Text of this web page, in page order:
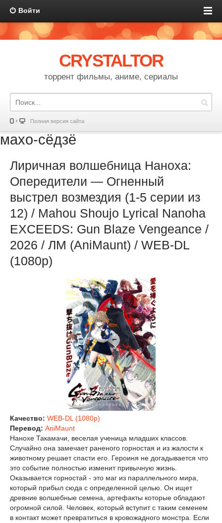
Войти
CRYSTALTOR
торрент фильмы, аниме, сериалы
Полная версия сайта
махо-сёдзё
Лиричная волшебница Наноха:
Опередители — Огненный
выстрел возмездия (1-5 серии из
12) / Mahou Shoujo Lyrical Nanoha
EXCEEDS: Gun Blaze Vengeance /
2026 / ЛМ (AniMaunt) / WEB-DL
(1080p)
Качество: WEB-DL (1080p)
Перевод: AniMaunt
Нанохе Такамачи, веселая ученица младших классов.
Случайно она замечает раненого горностая и из жалости к
животному решает спасти его. Героиня не догадывается что
это событие полностью изменит привычную жизнь.
Оказывается горностай - это маг из параллельного мира,
который прибыл сюда с определенной целью. Он ищет
древние волшебные семена, артефакты которые обладают
огромной силой. Человек, который вступит с таким семенем
в контакт может превратиться в кровожадного монстра. Если